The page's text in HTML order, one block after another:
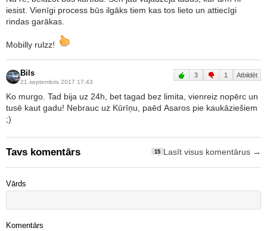
iesist. Vienīgi process būs ilgāks tiem kas tos lieto un attiecīgi
rindas garākas.
Mobilly rulzz!
Bils
21.septembris 2017 17:43
3 1 Atbildēt
Ko murgo. Tad bija uz 24h, bet tagad bez limita, vienreiz nopērc un
tusē kaut gadu! Nebrauc uz Kūrīņu, paēd Asaros pie kaukāziešiem
;)
Tavs komentārs 15 Lasīt visus komentārus →
Vārds
Komentārs